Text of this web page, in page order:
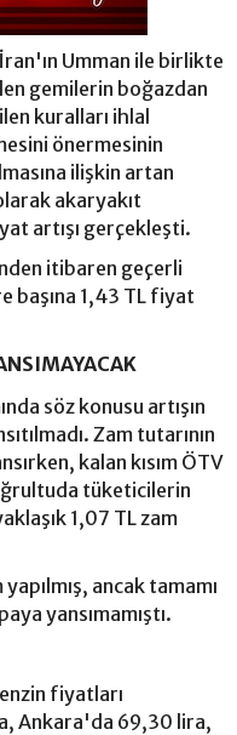
Umman ile birlikte
gemilerin boğazdan
kuralları ihlal
önermesinin
ilişkin artan
akaryakıt
artışı gerçekleşti.
itibaren geçerli
başına 1,43 TL fiyat
söz konusu artışın
Zam tutarının
kalan kısım ÖTV
tüketicilerin
1,07 TL zam
ancak tamamı
yansımamıştı.
fiyatları
Ankara'da 69,30 lira,